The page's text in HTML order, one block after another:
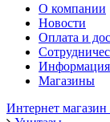
О компании
Новости
Оплата и
Информация
Магазины
Интернет магазин